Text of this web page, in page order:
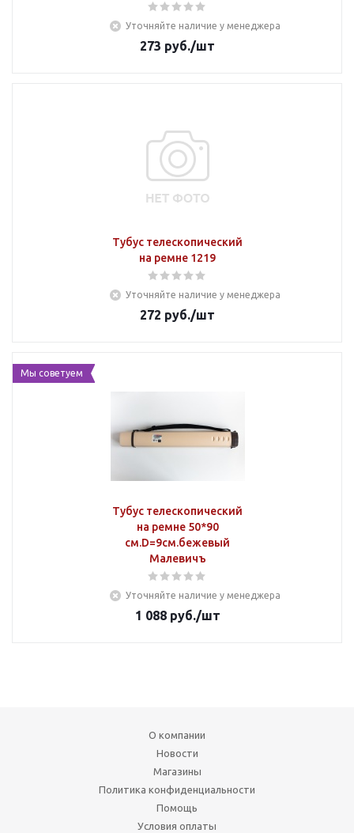
Уточняйте наличие у менеджера
273 руб./шт
Тубус телескопический
на ремне 1219
Уточняйте наличие у менеджера
272 руб./шт
Мы советуем
Тубус телескопический
на ремне 50*90
см.D=9см.бежевый
Малевичъ
Уточняйте наличие у менеджера
1 088руб./шт
О компании
Новости
Магазины
Политика конфиденциальности
Помощь
Условия оплаты